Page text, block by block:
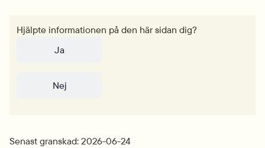
Hjälpte informationen på den här sidan dig?
Ja
Nej
Senast granskad: 2026-06-24